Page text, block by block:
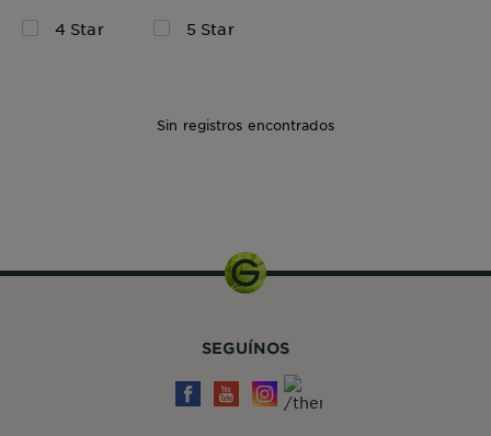
4 Star
5 Star
Sin registros encontrados
SEGUÍNOS